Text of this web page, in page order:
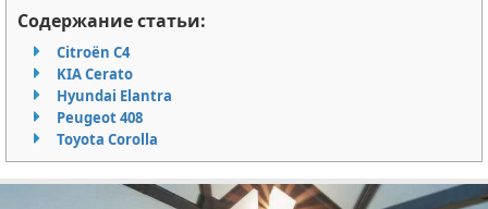
Экономика
Разное
Отказ от ответственности
Содержание статьи:
Citroёn C4
KIA Cerato
Hyundai Elantra
Peugeot 408
Toyota Corolla